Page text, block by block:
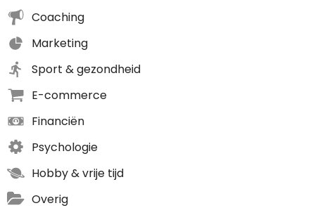
Coaching
Marketing
Sport & gezondheid
E-commerce
Financiën
Psychologie
Hobby & vrije tijd
Overig